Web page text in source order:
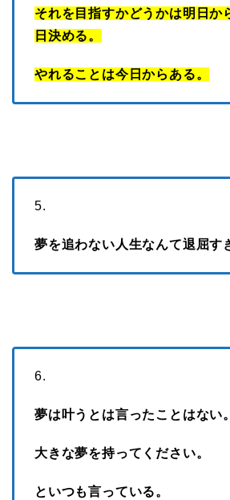
それを目指すかどうかは明日か
日決める。
やれることは今日からある。
5.
夢を追わない人生なんて退屈す
6.
夢は叶うとは言ったことはない。
大きな夢を持ってください。
といつも言っている。